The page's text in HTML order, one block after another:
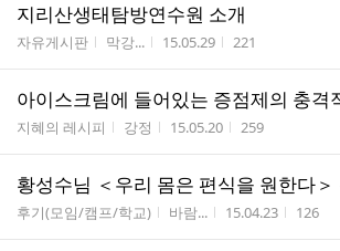
지리산생태탐방연수원 소개
게시판명
자유게시판 작성자
막강... 작성시간
15.05.29 조회수
221
아이스크림에 들어있는 증점제의 충격
게시판명
지혜의 레시피 작성자
강정 작성시간
15.05.20 조회수
259
황성수님 ＜우리 몸은 편식을 원한다＞
게시판명
후기(모임/캠프/학교) 작성자
바람... 작성시간
15.04.23 조회수
126